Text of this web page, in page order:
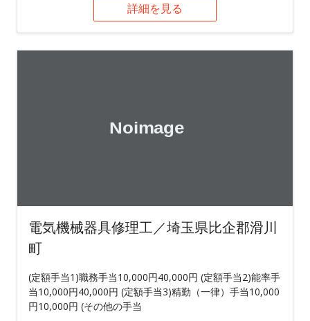
詳細を見る
電気機械器具修理工／埼玉県比企郡滑川
町
(定額手当1)職務手当10,000円40,000円 (定額手当2)能率手
当10,000円40,000円 (定額手当3)精勤（一律）手当10,000
円10,000円 (その他の手当